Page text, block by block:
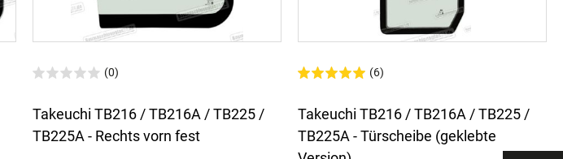
(0)
Takeuchi TB216 / TB216A / TB225 /
TB225A - Rechts vorn fest
(6)
Takeuchi TB216 / TB216A / TB225 /
TB225A - Türscheibe (geklebte